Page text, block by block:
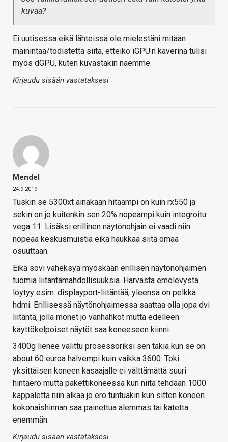
kuvaa?
Ei uutisessa eikä lähteissä ole mielestäni mitään
mainintaa/todistetta siitä, etteikö iGPU:n kaverina tulisi
myös dGPU, kuten kuvastakin näemme.
Kirjaudu sisään vastataksesi
Mendel
24.9.2019
Tuskin se 5300xt ainakaan hitaampi on kuin rx550 ja
sekin on jo kuitenkin sen 20% nopeampi kuin integroitu
vega 11. Lisäksi erillinen näytönohjain ei vaadi niin
nopeaa keskusmuistia eikä haukkaa siitä omaa
osuuttaan.
Eikä sovi väheksyä myöskään erillisen näytönohjaimen
tuomia liitäntämahdollisuuksia. Harvasta emolevystä
löytyy esim. displayport-liitäntää, yleensä on pelkkä
hdmi. Erillisessä näytönohjaimessa saattaa olla jopa dvi
liitäntä, jolla monet jo vanhahkot mutta edelleen
käyttökelpoiset näytöt saa koneeseen kiinni.
3400g lienee valittu prosessoriksi sen takia kun se on
about 60 euroa halvempi kuin vaikka 3600. Toki
yksittäisen koneen kasaajalle ei välttämättä suuri
hintaero mutta pakettikoneessa kun niitä tehdään 1000
kappaletta niin alkaa jo ero tuntuakin kun sitten koneen
kokonaishinnan saa painettua alemmas tai katetta
enemmän.
Kirjaudu sisään vastataksesi